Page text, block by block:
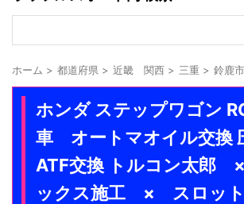
ホーム > 都道府県 > 近畿 関西 > 三重 > 鈴鹿市
ホンダ ステップワゴン
車 オートマオイル交換
ATF交換 トルコン太郎
ックス施工 × スロッ